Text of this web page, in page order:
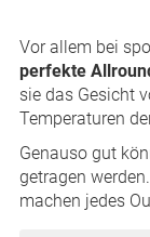
Vor allem bei
perfekte
sie das Gesicht
Temperaturen
Genauso gut
getragen
machen jedes